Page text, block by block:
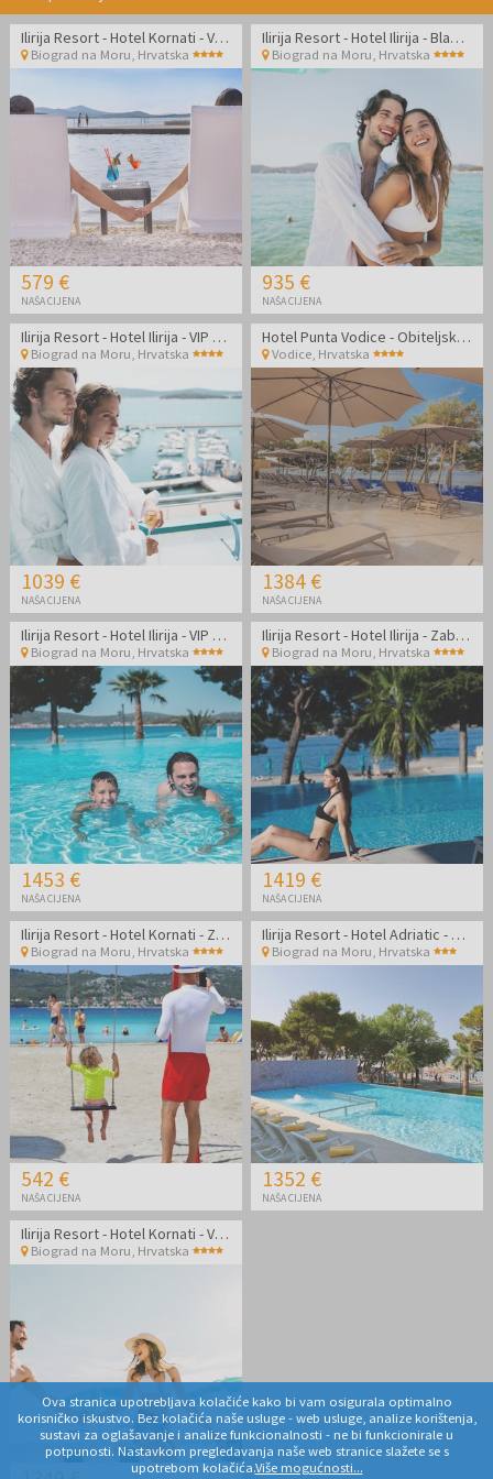
Ilirija Resort - Hotel Kornati - VIP Premium zabavno ljeto s punim pansionom u Biogradu
Biograd na Moru Hrvatska
579 €
NAŠA CIJENA
Ilirija Resort - Hotel Ilirija - Blagdanski ljetni paket s punim pansionom u Biogradu
Biograd na Moru Hrvatska
935 €
NAŠA CIJENA
Ilirija Resort - Hotel Ilirija - VIP premium zabavno ljeto s punim pansionom u Biogradu - Posebna akcija
Biograd na Moru Hrvatska
1039 €
NAŠA CIJENA
Hotel Punta Vodice - Obiteljsko all inclusive light ljeto s daškom wellnessa
Vodice Hrvatska
1384 €
NAŠA CIJENA
Ilirija Resort - Hotel Ilirija - VIP premium zabavno ljeto s punim pansionom u Biogradu - Posebna akcija
Biograd na Moru, Hrvatska
1453 €
NAŠA CIJENA
Ilirija Resort - Hotel Ilirija - Zabavno ljeto s punim pansionom u Biogradu - Posebna akcija
Biograd na Moru, Hrvatska
1419 €
NAŠA CIJENA
Ilirija Resort - Hotel Kornati - Zabavno ljeto s punim pansionom - Posebna akcijska cijena
Biograd na Moru, Hrvatska
542 €
NAŠA CIJENA
Ilirija Resort - Hotel Adriatic - Zabavno ljeto s punim pansionom
Biograd na Moru, Hrvatska
1352 €
NAŠA CIJENA
Ilirija Resort - Hotel Kornati - VIP Premium zabavno ljeto s punim pansionom u Biogradu
Biograd na Moru Hrvatska
Ova stranica upotrebljava kolačiće kako bi vam osigurala optimalno
korisničko iskustvo. Bez kolačića naše usluge - web usluge, analize korištenja,
sustavi za oglašavanje i analize funkcionalnosti - ne bi funkcionirale u
potpunosti. Nastavkom pregledavanja naše web stranice slažete se s
upotrebom kolačića.Više mogućnosti...